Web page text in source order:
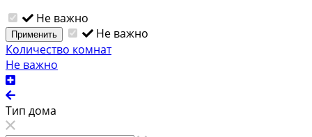
Не важно
Применить
Не важно
Количество комнат
Не важно
Тип дома